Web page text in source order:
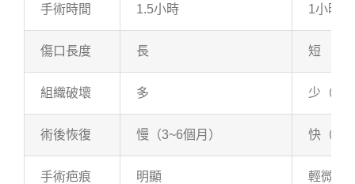
手術時間 1.5小時 1小時內
傷口長度 長 短
組織破壞 多 少（微
術後恢復 慢（3~6個月） 快（平
手術疤痕 明顯 輕微